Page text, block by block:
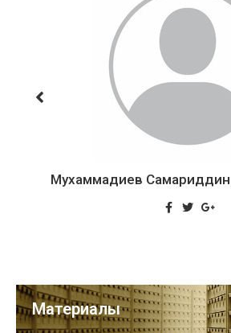
Мухаммадиев Самариддин
Материалы